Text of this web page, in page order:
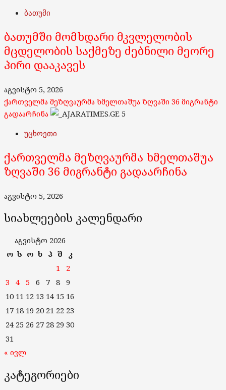
ბათუმი
ბათუმში მომხდარი მკვლელობის
მცდელობის საქმეზე ძებნილი მეორე
პირი დააკავეს
აგვისტო 5, 2026
ქართველმა მეზღვაურმა ხმელთაშუა ზღვაში 36 მიგრანტი
გადაარჩინა
5
უცხოეთი
ქართველმა მეზღვაურმა ხმელთაშუა
ზღვაში 36 მიგრანტი გადაარჩინა
აგვისტო 5, 2026
სიახლეების კალენდარი
აგვისტო 2026
ო ს ო ხ პ შ
კ
1
2
3
4 5 6 7 8 9
10 11 12 13 14 15 16
17 18 19 20 21 22 23
24 25 26 27 28 29 30
31
« ივლ
კატეგორიები